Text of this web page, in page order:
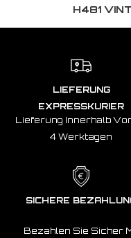
H481
LIEFERUNG
EXPRESSKURIER
Lieferung Innerhalb
4 Werktagen
SICHERE
Bezahlen Sie Sicher